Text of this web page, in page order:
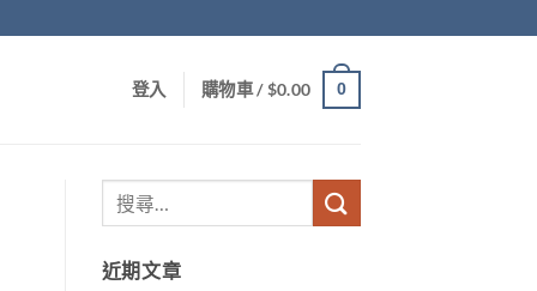
登入 購物車 /$0.00 0
近期文章